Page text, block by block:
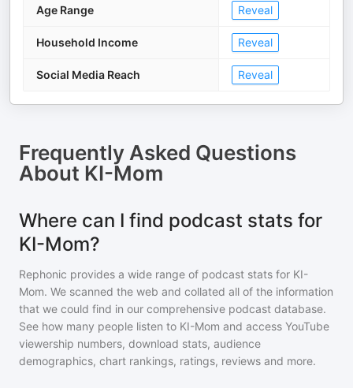
Age Range Reveal
Household Income Reveal
Social Media Reach Reveal
Frequently Asked Questions
About KI-Mom
Where can I find podcast stats for
KI-Mom?
Rephonic provides a wide range of podcast stats for KI-
Mom. We scanned the web and collated all of the information
that we could find in our comprehensive podcast database.
See how many people listen to KI-Mom and access YouTube
viewership numbers, download stats, audience
demographics, chart rankings, ratings, reviews and more.